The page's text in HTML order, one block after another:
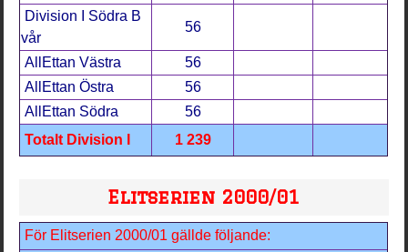
Division I Södra B
vår
56
AllEttan Västra
56
AllEttan Östra
56
AllEttan Södra
56
Totalt Division I
1 239
Elitserien 2000/01
För Elitserien 2000/01 gällde följande: